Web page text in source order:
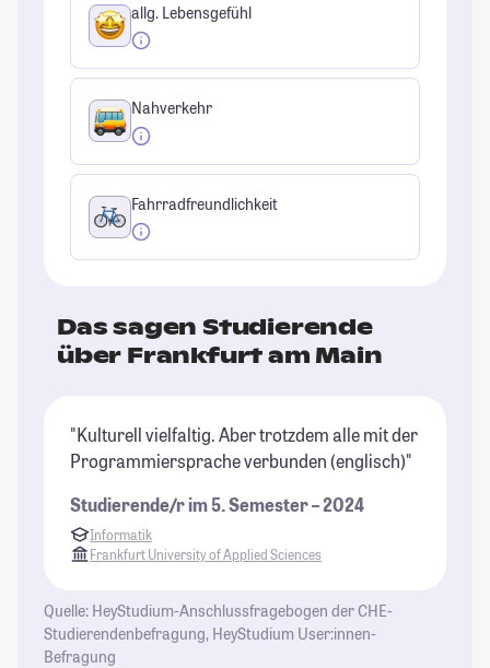
allg. Lebensgefühl
Nahverkehr
Fahrradfreundlichkeit
Das sagen Studierende
über Frankfurt am Main
"Kulturell vielfaltig. Aber trotzdem alle mit der
Programmiersprache verbunden (englisch)"
Studierende/r im 5. Semester – 2024
Informatik
Frankfurt University of Applied Sciences
Quelle: HeyStudium-Anschlussfragebogen der CHE-
Studierendenbefragung, HeyStudium User:innen-
Befragung